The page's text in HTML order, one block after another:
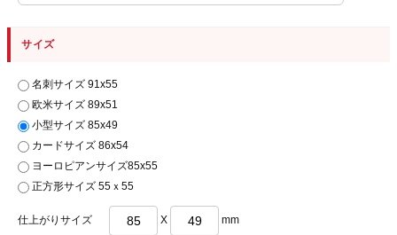
サイズ
名刺サイズ 91x55
欧米サイズ 89x51
小型サイズ 85x49
カードサイズ 86x54
ヨーロピアンサイズ85x55
正方形サイズ 55ｘ55
仕上がりサイズ X mm